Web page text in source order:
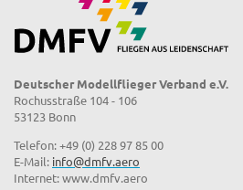
Deutscher Modellflieger Verband e.V.
Rochusstraße 104 - 106
53123 Bonn
Telefon: +49 (0) 228 97 85 00
E-Mail: info@dmfv.aero
Internet: www.dmfv.aero